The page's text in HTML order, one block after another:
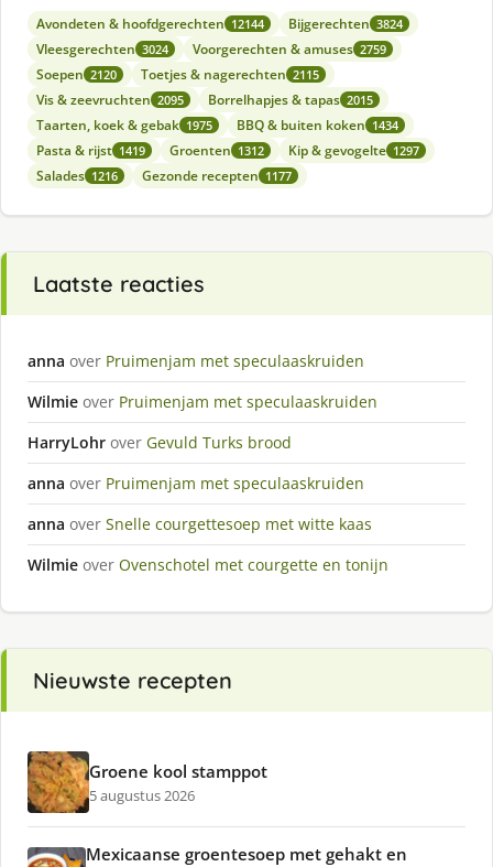
Avondeten & hoofdgerechten 12144 Bijgerechten 3824
Vleesgerechten 3024 Voorgerechten & amuses 2759
Soepen 2120 Toetjes & nagerechten 2115
Vis & zeevruchten 2095 Borrelhapjes & tapas 2015
Taarten, koek & gebak 1975 BBQ & buiten koken 1434
Pasta & rijst 1419 Groenten 1312 Kip & gevogelte 1297
Salades 1216 Gezonde recepten 1177
Laatste reacties
anna over Pruimenjam met speculaaskruiden
Wilmie over Pruimenjam met speculaaskruiden
HarryLohr over Gevuld Turks brood
anna over Pruimenjam met speculaaskruiden
anna over Snelle courgettesoep met witte kaas
Wilmie over Ovenschotel met courgette en tonijn
Nieuwste recepten
Groene kool stamppot
5 augustus 2026
Mexicaanse groentesoep met gehakt en